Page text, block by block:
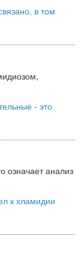
в том
- это
означает анализ
к хламидии